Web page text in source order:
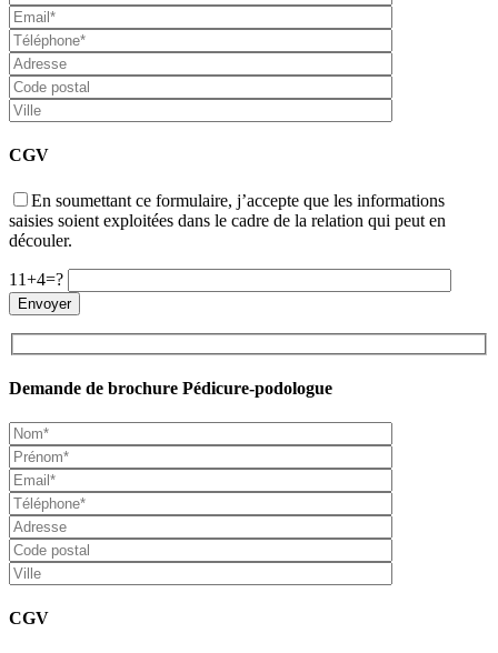
CGV
En soumettant ce formulaire, j’accepte que les informations
saisies soient exploitées dans le cadre de la relation qui peut en
découler.
11+4=?
Demande de brochure Pédicure-podologue
CGV